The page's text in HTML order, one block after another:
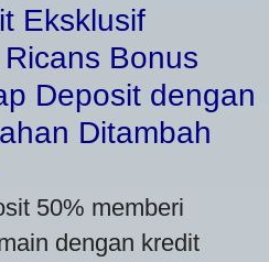
Eksklusif
Bonus
Deposit dengan
Ditambah
50% memberi
dengan kredit